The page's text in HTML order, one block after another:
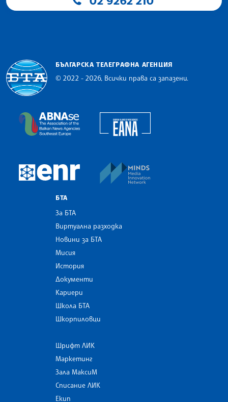
БЪЛГАРСКА ТЕЛЕГРАФНА АГЕНЦИЯ
© 2022 - 2026, Всички права са запазени.
The Assocoation of the Balkan News Agencies
European Newsroom
БТА
За БТА
Виртуална разходка
Новини за БТА
Мисия
История
Документи
Кариери
Школа БТА
Шкорпиловци
Шрифт ЛИК
Маркетинг
Зала МаксиМ
Списание ЛИК
Екип